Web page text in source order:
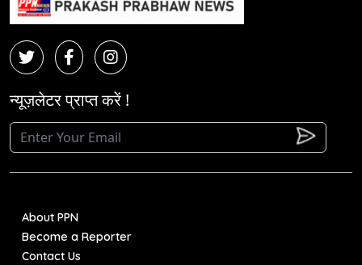
न्यूज़लेटर प्राप्त करें !
About PPN
Become a Reporter
Contact Us